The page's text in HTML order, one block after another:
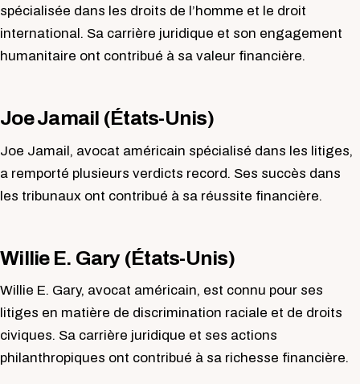
spécialisée dans les droits de l’homme et le droit
international. Sa carrière juridique et son engagement
humanitaire ont contribué à sa valeur financière.
Joe Jamail (États-Unis)
Joe Jamail, avocat américain spécialisé dans les litiges,
a remporté plusieurs verdicts record. Ses succès dans
les tribunaux ont contribué à sa réussite financière.
Willie E. Gary (États-Unis)
Willie E. Gary, avocat américain, est connu pour ses
litiges en matière de discrimination raciale et de droits
civiques. Sa carrière juridique et ses actions
philanthropiques ont contribué à sa richesse financière.